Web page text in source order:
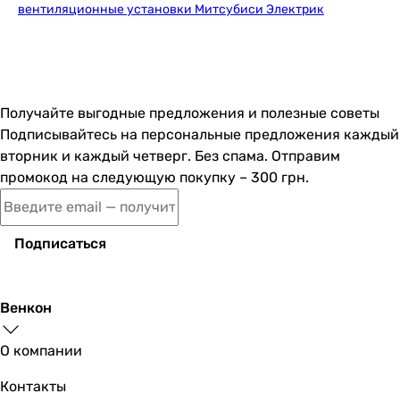
Вентс ВУТ 600 ПЭ ЕС Л
114 275грн
170 200грн
вентиляционные установки Митсубиси Электрик
Получайте выгодные предложения и полезные советы
Подписывайтесь на персональные предложения каждый
вторник и каждый четверг. Без спама. Отправим
промокод на следующую покупку – 300 грн.
Подписаться
Венкон
О компании
Контакты